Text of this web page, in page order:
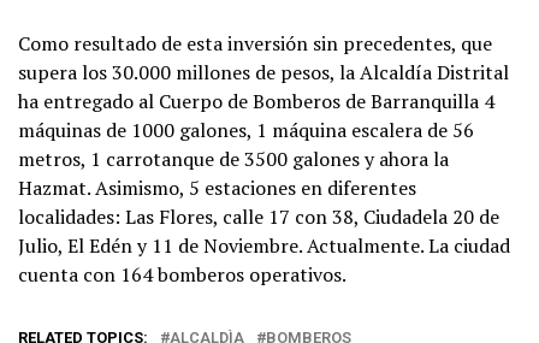
Como resultado de esta inversión sin precedentes, que
supera los 30.000 millones de pesos, la Alcaldía Distrital
ha entregado al Cuerpo de Bomberos de Barranquilla 4
máquinas de 1000 galones, 1 máquina escalera de 56
metros, 1 carrotanque de 3500 galones y ahora la
Hazmat. Asimismo, 5 estaciones en diferentes
localidades: Las Flores, calle 17 con 38, Ciudadela 20 de
Julio, El Edén y 11 de Noviembre. Actualmente. La ciudad
cuenta con 164 bomberos operativos.
RELATED TOPICS: ALCALDÌA BOMBEROS